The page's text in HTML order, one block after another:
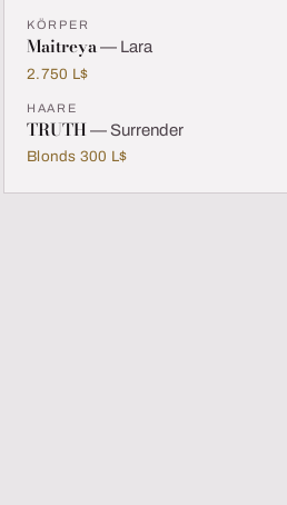
KÖRPER
Maitreya— Lara
2.750 L$
HAARE
TRUTH — Surrender
Blonds 300 L$